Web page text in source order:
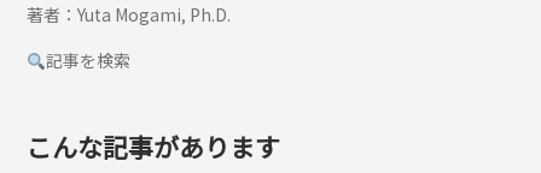
著者：Yuta Mogami, Ph.D.
記事を検索
こんな記事があります